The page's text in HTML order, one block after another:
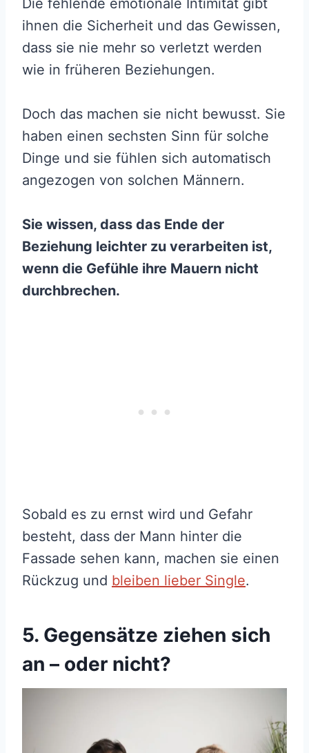
ihnen die Sicherheit und das Gewissen,
dass sie nie mehr so verletzt werden
wie in früheren Beziehungen.
Doch das machen sie nicht bewusst. Sie
haben einen sechsten Sinn für solche
Dinge und sie fühlen sich automatisch
angezogen von solchen Männern.
Sie wissen, dass das Ende der
Beziehung leichter zu verarbeiten ist,
wenn die Gefühle ihre Mauern nicht
durchbrechen.
Sobald es zu ernst wird und Gefahr
besteht, dass der Mann hinter die
Fassade sehen kann, machen sie einen
Rückzug und bleiben lieber Single.
5. Gegensätze ziehen sich
an – oder nicht?